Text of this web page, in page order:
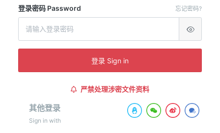
忘记密码?
登录密码 Password
登录 Sign in
严禁处理涉密文件资料
其他登录
Sign in with